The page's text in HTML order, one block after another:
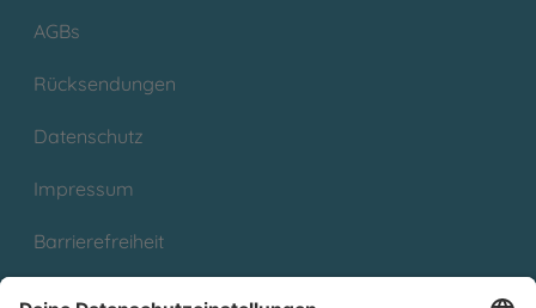
AGBs
Rücksendungen
Datenschutz
Impressum
Barrierefreiheit